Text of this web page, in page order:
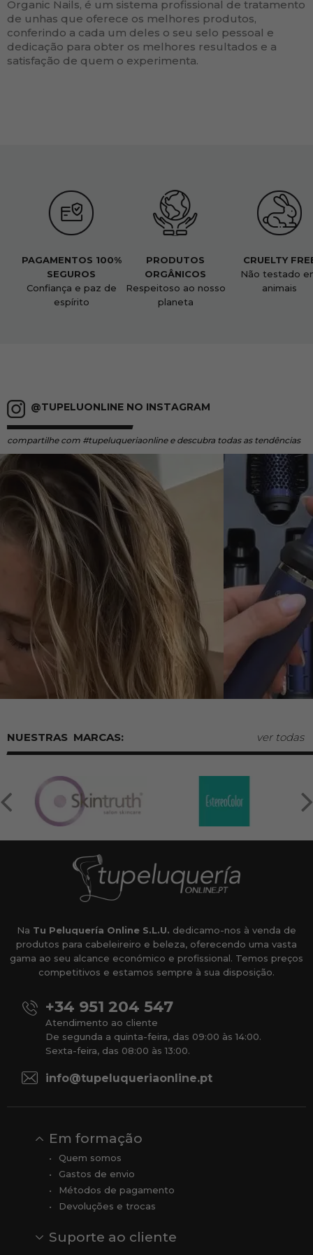
Organic Nails, é um sistema profissional de tratamento
de unhas que oferece os melhores produtos,
conferindo a cada um deles o seu selo pessoal e
dedicação para obter os melhores resultados e a
satisfação de quem o experimenta.
PAGAMENTOS 100%
SEGUROS
Confiança e paz de
espírito
PRODUTOS
ORGÂNICOS
Respeitoso ao nosso
planeta
CRUELTY
Não testado
animais
@TUPELUONLINE NO INSTAGRAM
compartilhe com #tupeluqueriaonline e descubra todas as tendências
MARCAS: ver todas
Na Tu Peluquería Online S.L.U. dedicamo-nos à venda de
produtos para cabeleireiro e beleza, oferecendo uma vasta
gama ao seu alcance económico e profissional. Temos preços
competitivos e estamos sempre à sua disposição.
+34 951 204 547
Atendimento ao cliente
De segunda a quinta-feira, das 09:00 às 14:00.
Sexta-feira, das 08:00 às 13:00.
info@tupeluqueriaonline.pt
Em formação
Quem somos
Gastos de envio
Métodos de pagamento
Devoluções e trocas
Suporte ao cliente